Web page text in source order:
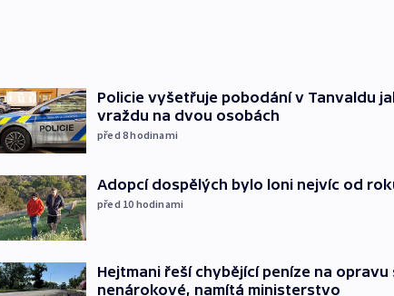
Policie vyšetřuje pobodání v Tanvaldu
vraždu na dvou osobách
před 8hodinami
Adopcí dospělých bylo loni nejvíc od
před 10 hodinami
Hejtmani řeší chybějící peníze na opravu
nenárokové, namítá ministerstvo